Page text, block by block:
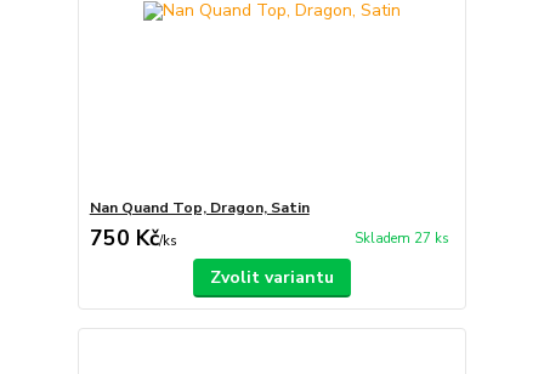
Nan Quand Top, Dragon, Satin
750 Kč/ks Skladem 27 ks
Zvolit variantu